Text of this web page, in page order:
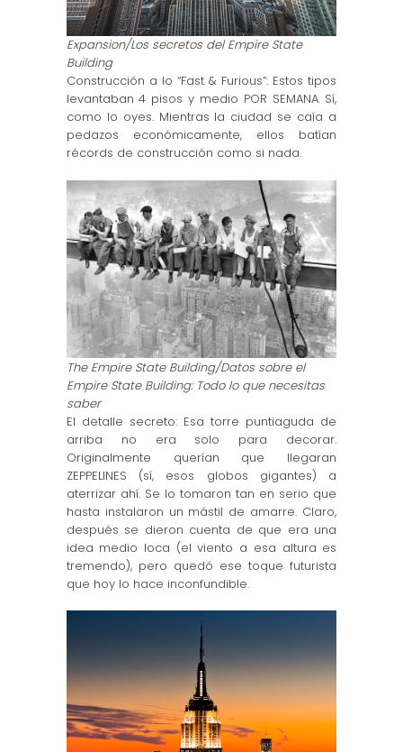
Expansion/Los secretos del Empire State
Building
Construcción a lo “Fast & Furious”: Estos tipos
levantaban 4 pisos y medio POR SEMANA. Sí,
como lo oyes. Mientras la ciudad se caía a
pedazos económicamente, ellos batían
récords de construcción como si nada.
The Empire State Building/Datos sobre el
Empire State Building: Todo lo que necesitas
saber
El detalle secreto: Esa torre puntiaguda de
arriba no era solo para decorar.
Originalmente querían que llegaran
ZEPPELINES (sí, esos globos gigantes) a
aterrizar ahí. Se lo tomaron tan en serio que
hasta instalaron un mástil de amarre. Claro,
después se dieron cuenta de que era una
idea medio loca (el viento a esa altura es
tremendo), pero quedó ese toque futurista
que hoy lo hace inconfundible.